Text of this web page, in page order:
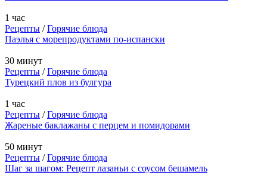
1 час
Рецепты /Горячие блюда
Паэлья с морепродуктами по-испански
30 минут
Рецепты /Горячие блюда
Турецкий плов из булгура
1 час
Рецепты /Горячие блюда
Жареные баклажаны с перцем и помидорами
50 минут
Рецепты /Горячие блюда
Шаг за шагом: Рецепт лазаньи с соусом бешамель